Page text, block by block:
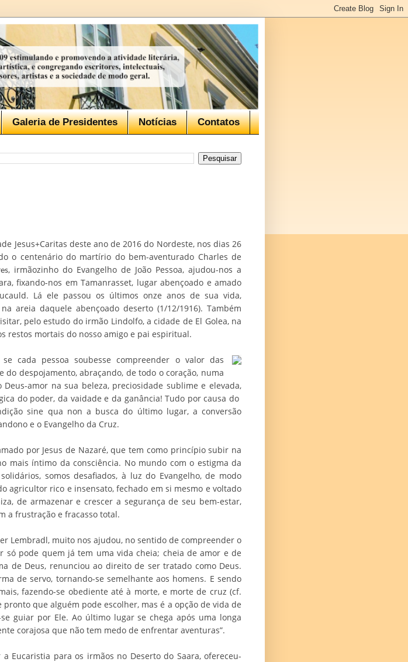
Galeria de Presidentes Notícias Contatos
Jesus+Caritas deste ano de 2016 do Nordeste, nos dias 26
o centenário do martírio do bem-aventurado Charles de
, irmãozinho do Evangelho de João Pessoa, ajudou-nos a
fixando-nos em Tamanrasset, lugar abençoado e amado
Lá ele passou os últimos onze anos de sua vida,
areia daquele abençoado deserto (1/12/1916). Também
pelo estudo do irmão Lindolfo, a cidade de El Golea, na
restos mortais do nosso amigo e pai espiritual.
cada pessoa soubesse compreender o valor das
despojamento, abraçando, de todo o coração, numa
amor na sua beleza, preciosidade sublime e elevada,
do poder, da vaidade e da ganância! Tudo por causa do
sine qua non a busca do último lugar, a conversão
e o Evangelho da Cruz.
por Jesus de Nazaré, que tem como princípio subir na
mais íntimo da consciência. No mundo com o estigma da
somos desafiados, à luz do Evangelho, de modo
agricultor rico e insensato, fechado em si mesmo e voltado
de armazenar e crescer a segurança de seu bem-estar,
a frustração e fracasso total.
Lembradl, muito nos ajudou, no sentido de compreender o
só pode quem já tem uma vida cheia; cheia de amor e de
de Deus, renunciou ao direito de ser tratado como Deus.
de servo, tornando-se semelhante aos homens. E sendo
fazendo-se obediente até à morte, e morte de cruz (cf.
que alguém pode escolher, mas é a opção de vida de
guiar por Ele. Ao último lugar se chega após uma longa
corajosa que não tem medo de enfrentar aventuras”.
Eucaristia para os irmãos no Deserto do Saara, ofereceu-